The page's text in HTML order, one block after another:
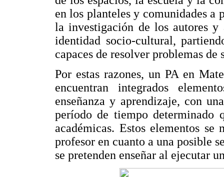
en los planteles y comunidades
la investigación de los autores
identidad socio-cultural,
capaces de resolver problemas de
Por estas razones, un PA en
encuentran integrados
enseñanza y aprendizaje, con
período de tiempo determinado
académicas. Estos elementos
profesor en cuanto a una posible
se pretenden enseñar al ejecutar